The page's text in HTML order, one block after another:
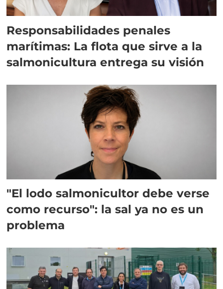
Responsabilidades penales
marítimas: La flota que sirve a la
salmonicultura entrega su visión
"El lodo salmonicultor debe verse
como recurso": la sal ya no es un
problema